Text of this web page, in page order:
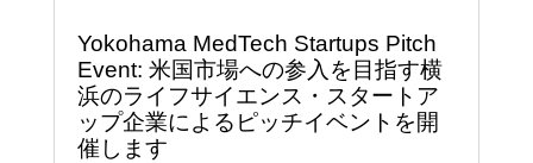
Yokohama MedTech Startups Pitch
Event: 米国市場への参入を目指す横
浜のライフサイエンス・スタートア
ップ企業によるピッチイベントを開
催します